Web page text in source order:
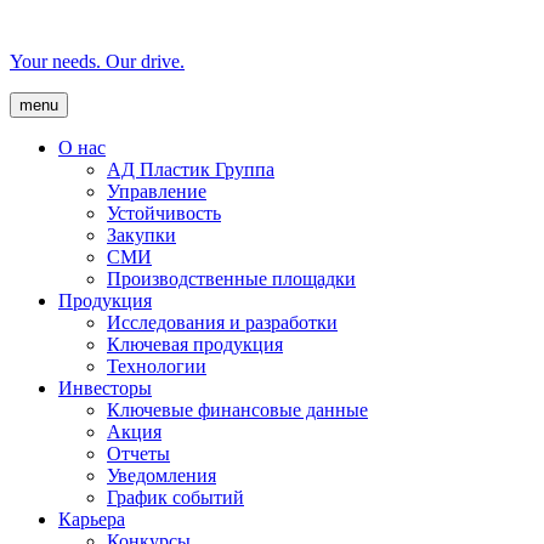
Your needs. Our drive.
menu
О нас
AД Пластик Группа
Управление
Устойчивость
Закупки
СМИ
Производственные площадки
Продукция
Исследования и разработки
Ключевая продукция
Технологии
Инвесторы
Ключевые финансовые данные
Акция
Отчеты
Уведомления
График событий
Карьера